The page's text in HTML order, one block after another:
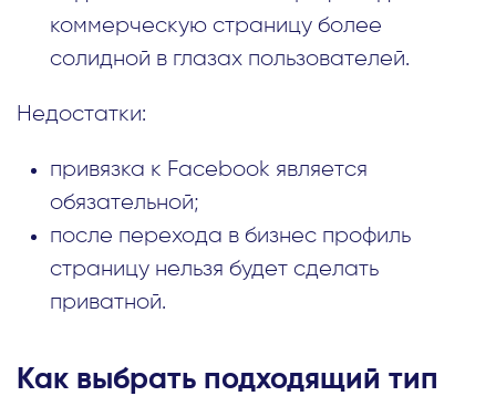
коммерческую страницу более
солидной в глазах пользователей.
Недостатки:
привязка к Facebook является
обязательной;
после перехода в бизнес профиль
страницу нельзя будет сделать
приватной.
Как выбрать подходящий тип